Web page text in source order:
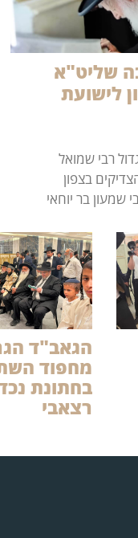
שליט"א
לישועת
רבי שמואל
בצפון
שמעון בר יוחאי
הגאב"ד
מחפוד
בחתונת
רצאבי